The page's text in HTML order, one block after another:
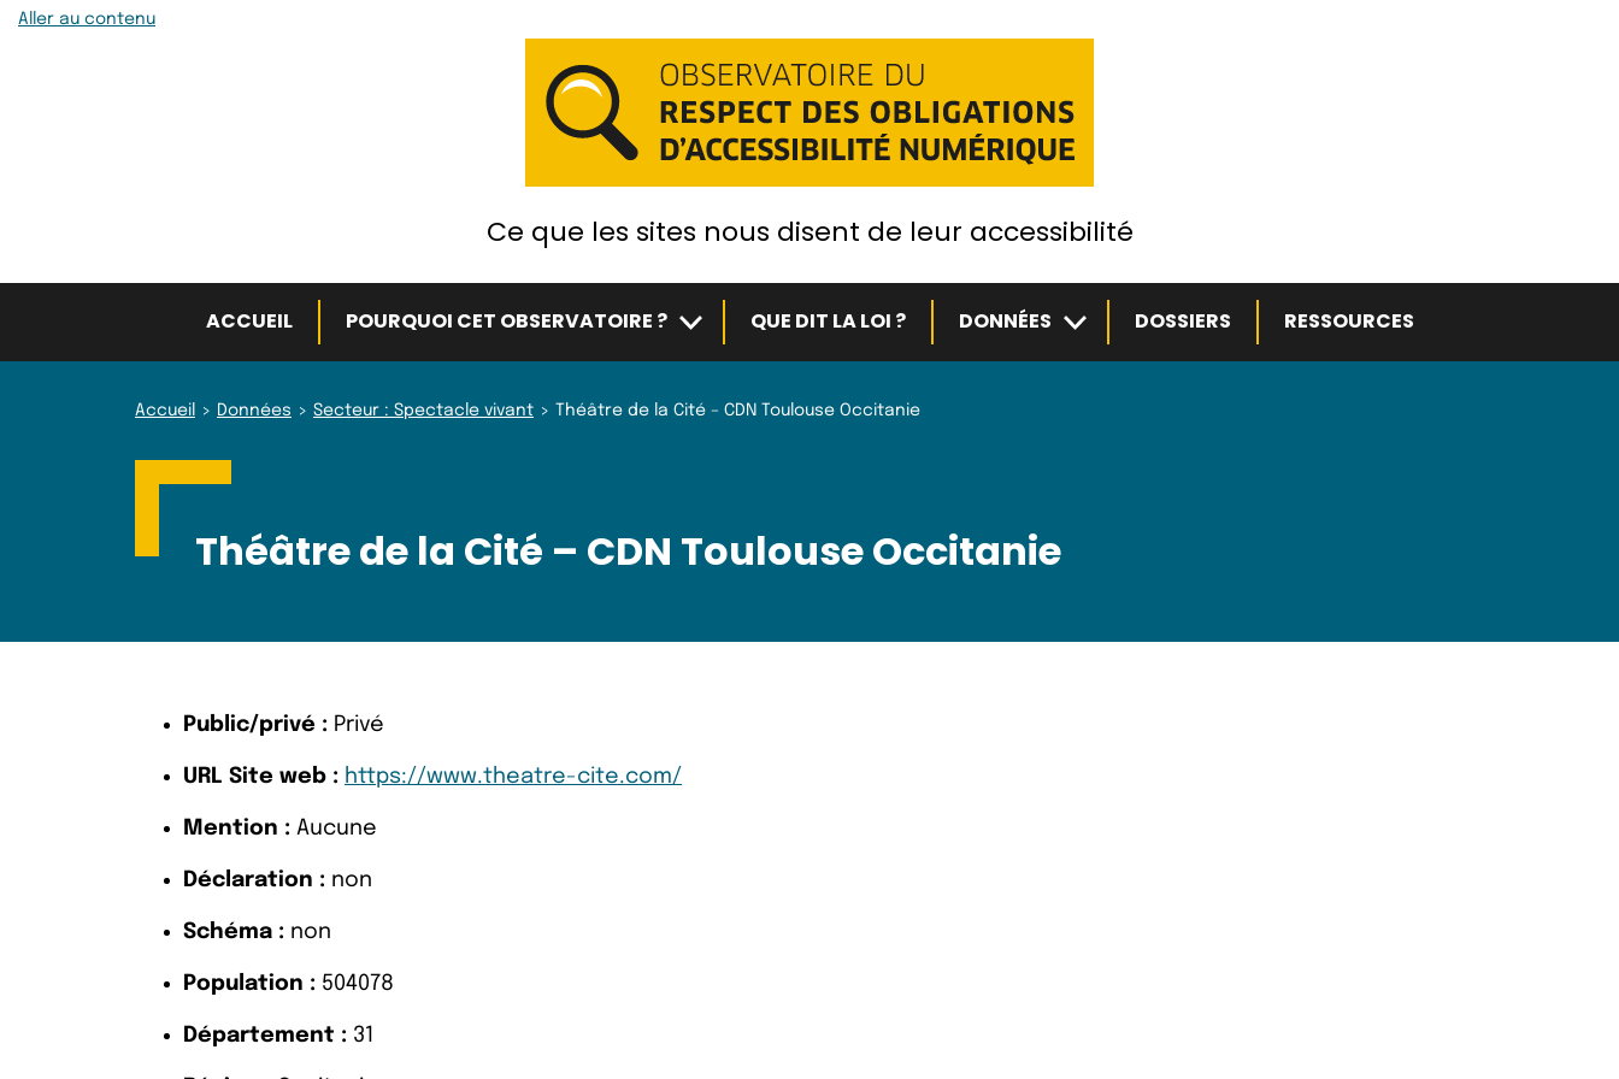
Aller au contenu
Ce que les sites nous disent de leur accessibilité
ACCUEIL POURQUOI CET OBSERVATOIRE ? Sous-menuQUE DIT LA LOI ? DONNÉES Sous-menuDOSSIERS RESSOURCES
Accueil Données Secteur : Spectacle vivant Théâtre de la Cité – CDN Toulouse Occitanie
Théâtre de la Cité – CDN Toulouse Occitanie
Public/privé : Privé
URL Site web : https://www.theatre-cite.com/
Mention : Aucune
Déclaration : non
Schéma : non
Population : 504078
Département : 31